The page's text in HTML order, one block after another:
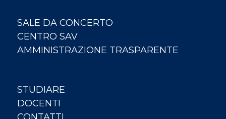
SALE DA CONCERTO
CENTRO SAV
AMMINISTRAZIONE TRASPARENTE
STUDIARE
DOCENTI